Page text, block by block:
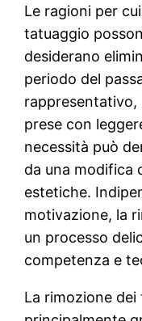
Le ragioni per
tatuaggio
desiderano
periodo del
prese con
necessità può
da una modifica
estetiche.
motivazione, la
un processo
competenza e
La rimozione